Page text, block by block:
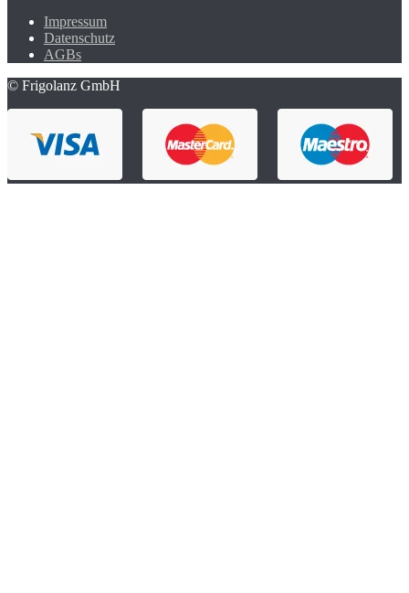
Impressum
Datenschutz
AGBs
© Frigolanz GmbH